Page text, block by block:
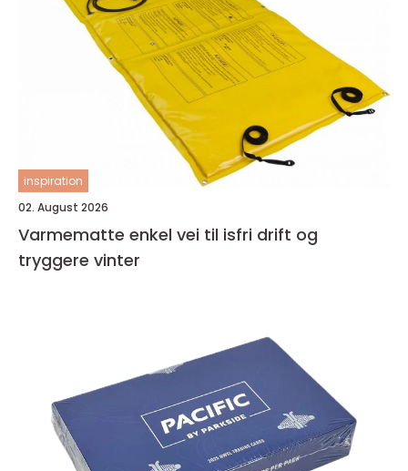
inspiration
02. August 2026
Varmematte enkel vei til isfri drift og
tryggere vinter